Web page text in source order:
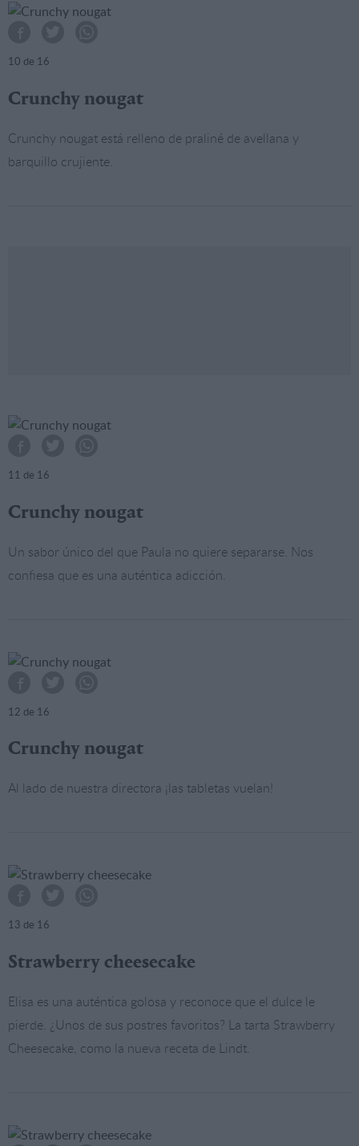
10 de 16
Crunchy nougat
Crunchy nougat está relleno de praliné de avellana y
barquillo crujiente.
11 de 16
Crunchy nougat
Un sabor único del que Paula no quiere separarse. Nos
confiesa que es una auténtica adicción.
12 de 16
Crunchy nougat
Al lado de nuestra directora ¡las tabletas vuelan!
13 de 16
Strawberry cheesecake
Elisa es una auténtica golosa y reconoce que el dulce le
pierde. ¿Unos de sus postres favoritos? La tarta Strawberry
Cheesecake, como la nueva receta de Lindt.